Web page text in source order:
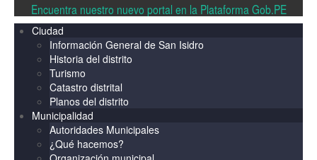
Encuentra nuestro nuevo portal en la Plataforma Gob.PE
Ciudad
Información General de San Isidro
Historia del distrito
Turismo
Catastro distrital
Planos del distrito
Municipalidad
Autoridades Municipales
¿Qué hacemos?